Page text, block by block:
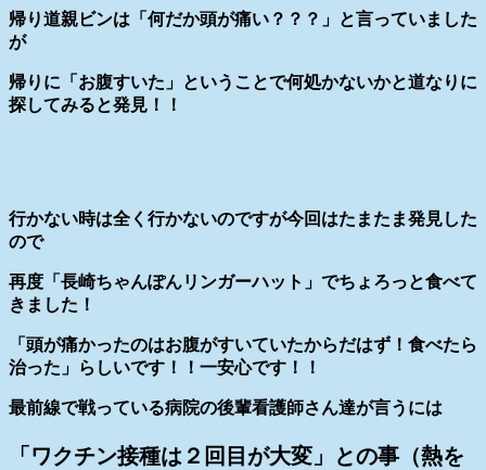
帰り道親ビンは「何だか頭が痛い？？？」と言っていました
が
帰りに「お腹すいた」ということで何処かないかと道なりに
探してみると発見！！
行かない時は全く行かないのですが今回はたまたま発見した
ので
再度「長崎ちゃんぽんリンガーハット」でちょろっと食べて
きました！
「頭が痛かったのはお腹がすいていたからだはず！食べたら
治った」らしいです！！一安心です！！
最前線で戦っている病院の後輩看護師さん達が言うには
「ワクチン接種は２回目が大変」との事（熱を